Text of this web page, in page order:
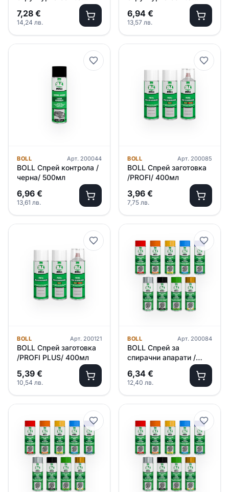
пластмаса /черна/
400мл
7,28 €
14,24 лв.
пластмаса /сив/ 400мл
6,94 €
13,57 лв.
BOLL Арт. 200044
BOLL Спрей контрола /
черна/ 500мл
6,96 €
13,61 лв.
BOLL Арт. 200085
BOLL Спрей заготовка
/PROFI/ 400мл
3,96 €
7,75 лв.
BOLL Арт. 200121
BOLL Спрей заготовка
/PROFI PLUS/ 400мл
5,39 €
10,54 лв.
BOLL Арт. 200084
BOLL Спрей за
спирачни апарати /
6,34 €
12,40 лв.